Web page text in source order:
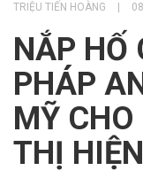
TRIỆU TIẾN HOÀNG
NẮP HỐ
PHÁP
MỸ
THỊ